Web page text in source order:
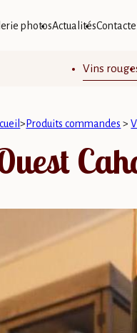
photosActualités
Vins
> Produits commandes >